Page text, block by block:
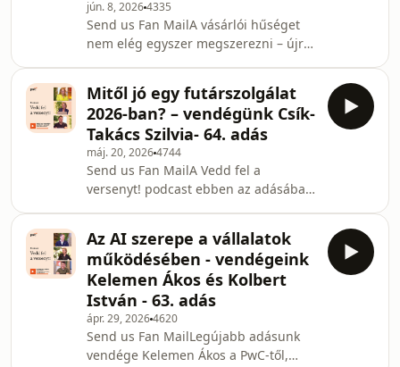
éttermeket, kiskereskedőket és
futárokat, és miért nem ugyanaz a
Wolt működése, mint egy
hagyományos webshopé.Support the
showZárt Fa
jún. 8, 20264335
Send us Fan MailA vásárlói hűséget
nem elég egyszer megszerezni – újra
Norbert és Kiss Virág az e-
kereskedelem és a retail egyik
legfontosabb aktuális kérdéséről
beszélget: hogyan lehet a fizikai és
digitális csatornákat úgy
összekapcsolni, hogy azok valóban a
vásárlói élethelyzetekre adjanak
választ. 📊 A beszélgetésben elhan
Mitől jó egy futárszolgálat
2026-ban? – vendégünk Csík-
Takács Szilvia- 64. adás
máj. 20, 20264744
Send us Fan MailA Vedd fel a
versenyt! podcast ebben az adásában
Logisztikai Zrt. Senior Sales
Managerével beszélget a
csomaglogisztikai piac átalakulásáról,
a futárszolgáltatók szerepéről és a
fulfillment jövőjéről.A beszélgetés
központi kérdése: mitől jó ma egy
futárszolgálat? Míg néhány éve erre
Az AI szerepe a vállalatok
működésében - vendégeink
Kelemen Ákos és Kolbert
István - 63. adás
ápr. 29, 20264620
Send us Fan MailLegújabb adásunk
vendége Kelemen Ákos a PwC‑től,